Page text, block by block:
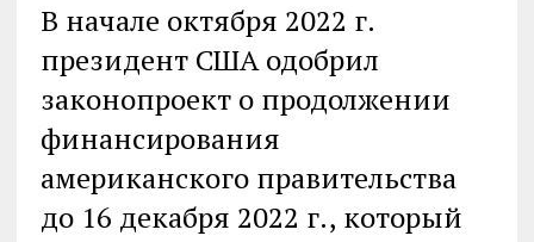
В начале октября 2022 г.
президент США одобрил
законопроект о продолжении
финансирования
американского правительства
до 16 декабря 2022 г., который